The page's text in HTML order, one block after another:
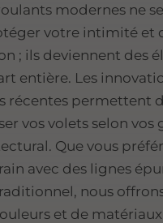
modernes ne
votre intimité et
; ils deviennent des
entière. Les
récentes permettent
vos volets selon vos
Que vous
avec des lignes
nous
et de